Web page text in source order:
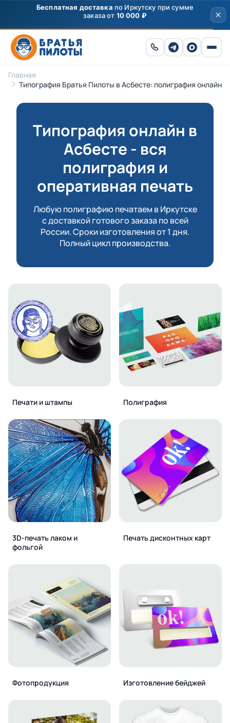
Главная
Типография Братья Пилоты в Асбесте: полиграфия онлайн
Типография онлайн в
Асбесте - вся
полиграфия и
оперативная печать
Любую полиграфию печатаем в Иркутске
с доставкой готового заказа по всей
России. Сроки изготовления от 1 дня.
Полный цикл производства.
Печати и штампы Полиграфия
3D-печать лаком и
фольгой
Печать дисконтных карт
Фотопродукция Изготовление бейджей